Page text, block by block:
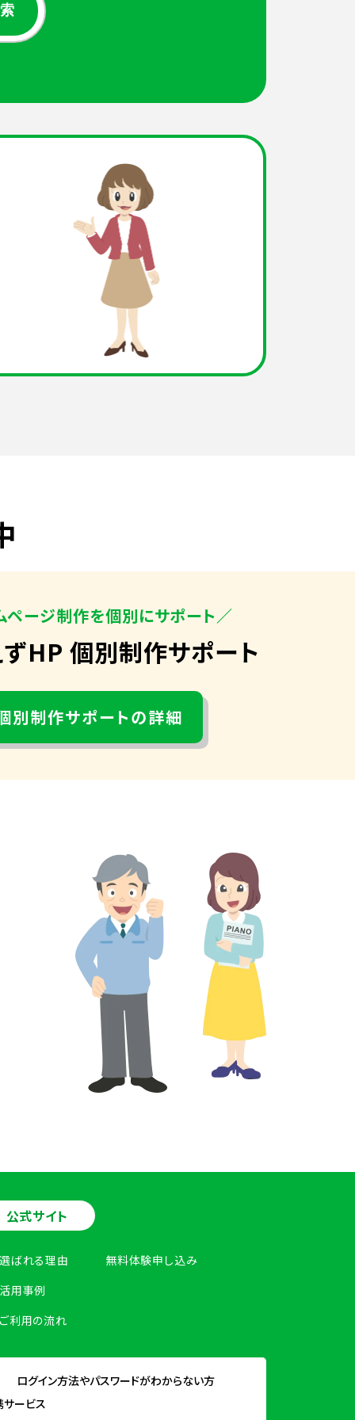
ページ制作を個別にサポート／
ずHP 個別制作サポート
別制作サポートの詳細
公式サイト
ばれる理由
用事例
利用の流れ
無料体験申し込み
ログイン方法やパスワードがわからない方
ービス